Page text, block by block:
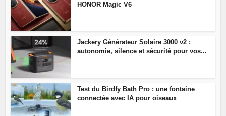
HONOR Magic V6
Jackery Générateur Solaire 3000 v2 :
autonomie, silence et sécurité pour vos...
Test du Birdfy Bath Pro : une fontaine
connectée avec IA pour oiseaux